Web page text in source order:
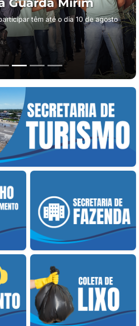
e os passageiros podem
caso de atrasos ou